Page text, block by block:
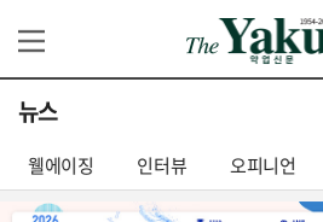
뉴스
웰에이징 인터뷰 오피니언